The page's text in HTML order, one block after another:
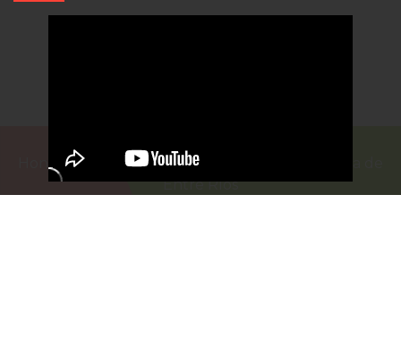
Honorable Cámara de Senadores de la Provincia de
Entre Ríos